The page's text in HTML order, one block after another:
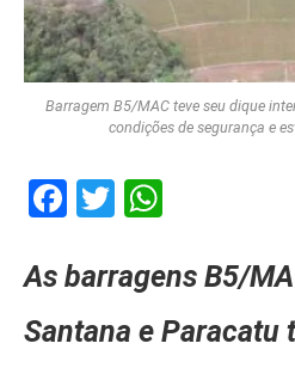
Barragem B5/MAC teve seu dique
condições de segurança e
Facebook
Twitter
As barragens B5/
Santana e Paracatu